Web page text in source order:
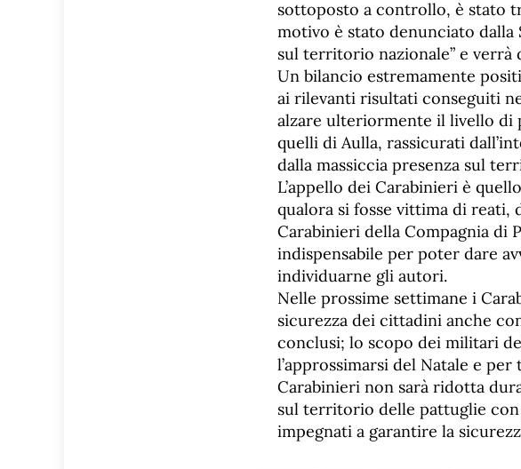
sottoposto a controllo, è stato
motivo è stato denunciato dalla
sul territorio nazionale” e verrà
Un bilancio estremamente
ai rilevanti risultati conseguiti
alzare ulteriormente il livello di
quelli di Aulla, rassicurati
dalla massiccia presenza sul
L’appello dei Carabinieri è
qualora si fosse vittima di reati,
Carabinieri della Compagnia di
indispensabile per poter dare
individuarne gli autori.
Nelle prossime settimane i
sicurezza dei cittadini anche
conclusi; lo scopo dei militari
l’approssimarsi del Natale e
Carabinieri non sarà ridotta
sul territorio delle pattuglie con
impegnati a garantire la